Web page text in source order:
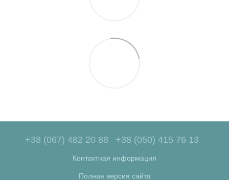
+38 (067) 482 20 88 +38 (050) 415 76 13
Контактная информация
Полная версия сайта